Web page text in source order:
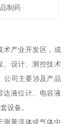
制药
术产业开发区，成
、设计、测控技术
公司主要涉及产品
达液位计、电容液
设备。
测量流体或气体中